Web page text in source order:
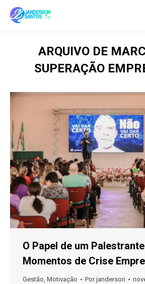
ARQUIVO DE
SUPERAÇÃO
O Papel de um
Momentos de Crise
Gestão, Motivação Porjanderson